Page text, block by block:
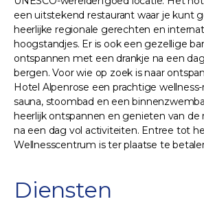
een uitstekend restaurant waar je kunt
heerlijke regionale gerechten en
hoogstandjes. Er is ook een gezellige
ontspannen met een drankje na een
bergen. Voor wie op zoek is naar
Hotel Alpenrose een prachtige
sauna, stoombad en een
heerlijk ontspannen en genieten van de
na een dag vol activiteiten. Entree tot
Wellnesscentrum is ter plaatse te
Diensten